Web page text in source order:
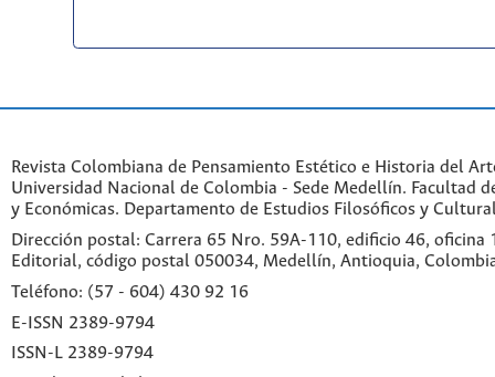
Revista Colombiana de Pensamiento Estético e Historia del
Universidad Nacional de Colombia - Sede Medellín. Facultad
y Económicas. Departamento de Estudios Filosóficos y
Dirección postal: Carrera 65 Nro. 59A-110, edificio 46, oficina
Editorial, código postal 050034, Medellín, Antioquia,
Teléfono: (57 - 604) 430 92 16
E-ISSN 2389-9794
ISSN-L 2389-9794